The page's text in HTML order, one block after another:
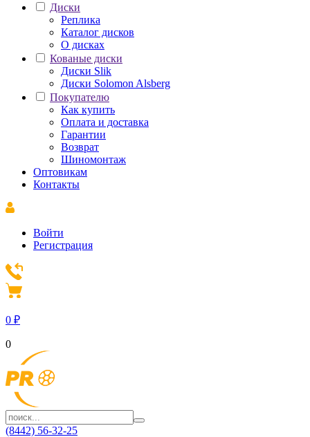
Диски
Реплика
Каталог дисков
О дисках
Кованые диски
Диски Slik
Диски Solomon Alsberg
Покупателю
Как купить
Оплата и доставка
Гарантии
Возврат
Шиномонтаж
Оптовикам
Контакты
Войти
Регистрация
0 ₽
0
(8442) 56-32-25